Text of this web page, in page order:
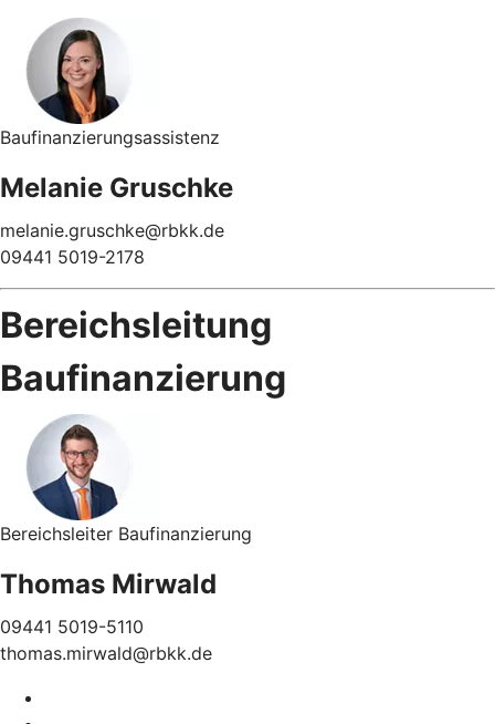
Baufinanzierungsassistenz
Melanie Gruschke
melanie.gruschke@rbkk.de
09441 5019-2178
Bereichsleitung
Baufinanzierung
Bereichsleiter Baufinanzierung
Thomas Mirwald
09441 5019-5110
thomas.mirwald@rbkk.de